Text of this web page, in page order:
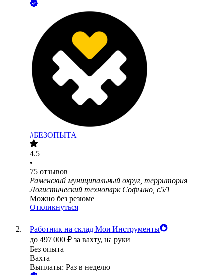
#БЕЗОПЫТА
4.5
•
75 отзывов
Раменский муниципальный округ, территория
Логистический технопарк Софьино, с5/1
Можно без резюме
Откликнуться
Работник на склад Мои Инструменты
до 497 000 ₽ за вахту, на руки
Без опыта
Вахта
Выплаты: Раз в неделю